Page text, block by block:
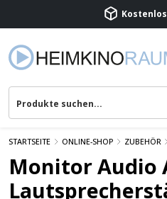
STARTSEITE ONLINE-SHOP ZUBEHÖR
Monitor Audio